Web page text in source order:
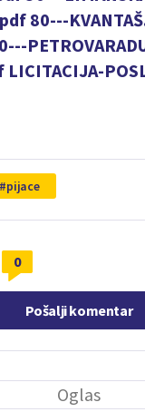
80---
LICITACIJA-
pijace
0
Pošalji komentar